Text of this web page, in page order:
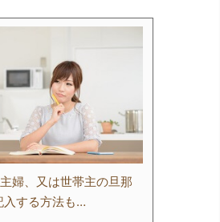
婦、又は世帯主の旦那
入する方法も…